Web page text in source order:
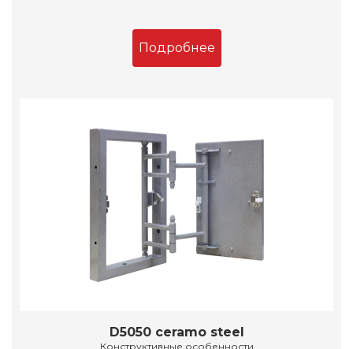
Подробнее
D5050 ceramo steel
Конструктивные особенности